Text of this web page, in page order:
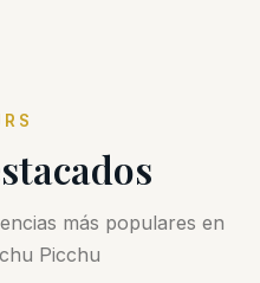
más populares en
Picchu